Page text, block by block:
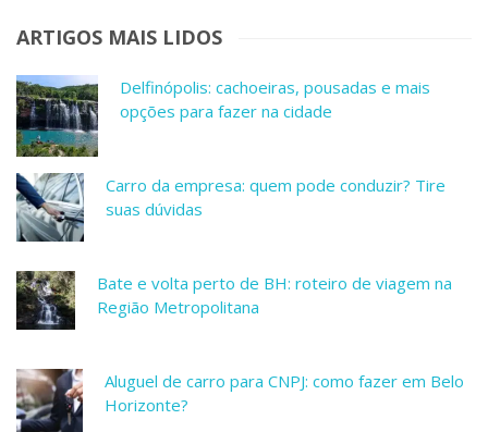
ARTIGOS MAIS LIDOS
Delfinópolis: cachoeiras, pousadas e mais
opções para fazer na cidade
Carro da empresa: quem pode conduzir? Tire
suas dúvidas
Bate e volta perto de BH: roteiro de viagem na
Região Metropolitana
Aluguel de carro para CNPJ: como fazer em Belo
Horizonte?